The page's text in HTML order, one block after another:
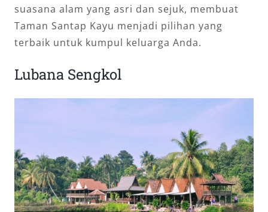
suasana alam yang asri dan sejuk, membuat
Taman Santap Kayu menjadi pilihan yang
terbaik untuk kumpul keluarga Anda.
Lubana Sengkol